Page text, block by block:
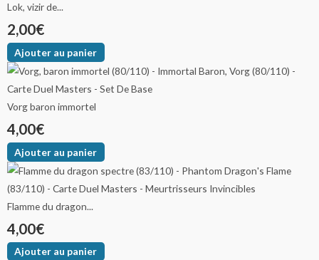
Lok, vizir de...
2,00€
Ajouter au panier
Vorg baron immortel
4,00€
Ajouter au panier
Flamme du dragon...
4,00€
Ajouter au panier